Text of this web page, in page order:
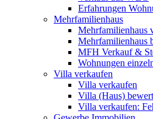
Erfahrungen
Mehrfamilienhaus
Mehrfamilienhaus
Mehrfamilienhaus
MFH Verkauf &
Wohnungen
Villa verkaufen
Villa verkaufen
Villa (Haus)
Villa verkaufen: